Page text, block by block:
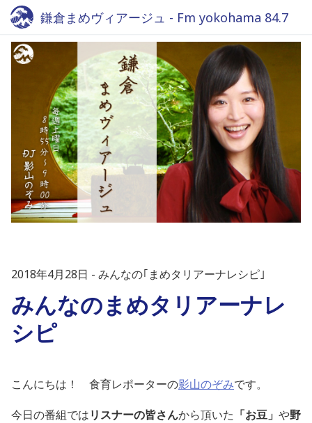
鎌倉まめヴィアージュ - Fm yokohama 84.7
2018年4月28日 みんなの｢まめタリアーナレシピ｣
みんなのまめタリアーナレ
シピ
こんにちは！ 食育レポーターの影山のぞみです。
今日の番組ではリスナーの皆さんから頂いた 「お豆」 や野